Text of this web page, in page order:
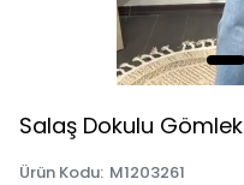
Salaş Dokulu Gömlek
Ürün Kodu: M1203261